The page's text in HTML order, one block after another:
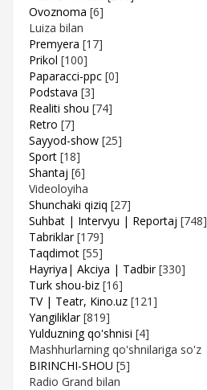
Ovoznoma [6]
Luiza bilan
Premyera [17]
Prikol [100]
Paparacci-ppc [0]
Podstava [3]
Realiti shou [74]
Retro [7]
Sayyod-show [25]
Sport [18]
Shantaj [6]
Videoloyiha
Shunchaki qiziq [27]
Suhbat | Intervyu | Reportaj [748]
Tabriklar [179]
Taqdimot [55]
Hayriya| Akciya | Tadbir [330]
Turk shou-biz [16]
TV | Teatr, Kino.uz [121]
Yangiliklar [819]
Yulduzning qo'shnisi [4]
Mashhurlarning qo'shnilariga so'z
BIRINCHI-SHOU [5]
Radio Grand bilan